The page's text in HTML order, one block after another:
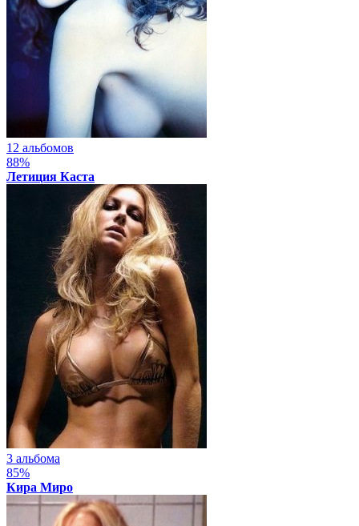
12 альбомов
88%
Летиция Каста
3 альбома
85%
Кира Миро